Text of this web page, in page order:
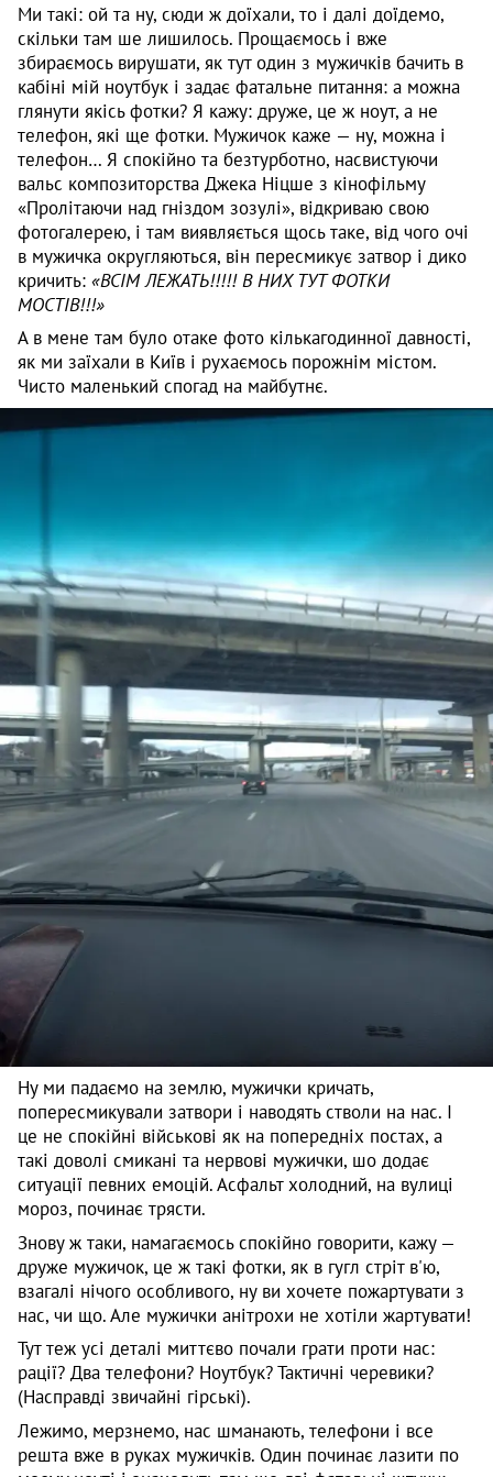
Ми такі: ой та ну, сюди ж доїхали, то і далі доїдемо,
скільки там ше лишилось. Прощаємось і вже
збираємось вирушати, як тут один з мужичків бачить в
кабіні мій ноутбук і задає фатальне питання: а можна
глянути якісь фотки? Я кажу: друже, це ж ноут, а не
телефон, які ще фотки. Мужичок каже — ну, можна і
телефон… Я спокійно та безтурботно, насвистуючи
вальс композиторства Джека Ніцше з кінофільму
«Пролітаючи над гніздом зозулі», відкриваю свою
фотогалерею, і там виявляється щось таке, від чого очі
в мужичка округляються, він пересмикує затвор і дико
кричить: «ВСІМ ЛЕЖАТЬ!!!!! В НИХ ТУТ ФОТКИ
МОСТІВ!!!»
А в мене там було отаке фото кількагодинної давності,
як ми заїхали в Київ і рухаємось порожнім містом.
Чисто маленький спогад на майбутнє.
Ну ми падаємо на землю, мужички кричать,
попересмикували затвори і наводять стволи на нас. І
це не спокійні військові як на попередніх постах, а
такі доволі смикані та нервові мужички, шо додає
ситуації певних емоцій. Асфальт холодний, на вулиці
мороз, починає трясти.
Знову ж таки, намагаємось спокійно говорити, кажу —
друже мужичок, це ж такі фотки, як в гугл стріт в'ю,
взагалі нічого особливого, ну ви хочете пожартувати з
нас, чи що. Але мужички анітрохи не хотіли жартувати!
Тут теж усі деталі миттєво почали грати проти нас:
рації? Два телефони? Ноутбук? Тактичні черевики?
(Насправді звичайні гірські).
Лежимо, мерзнемо, нас шманають, телефони і все
решта вже в руках мужичків. Один починає лазити по